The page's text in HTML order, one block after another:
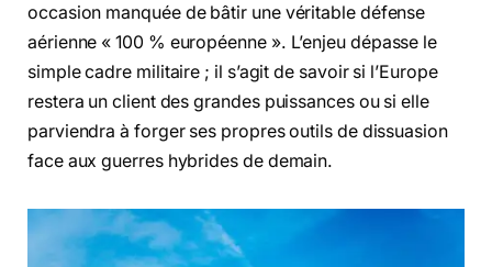
occasion manquée de bâtir une véritable défense
aérienne « 100 % européenne ». L’enjeu dépasse le
simple cadre militaire ; il s’agit de savoir si l’Europe
restera un client des grandes puissances ou si elle
parviendra à forger ses propres outils de dissuasion
face aux guerres hybrides de demain.